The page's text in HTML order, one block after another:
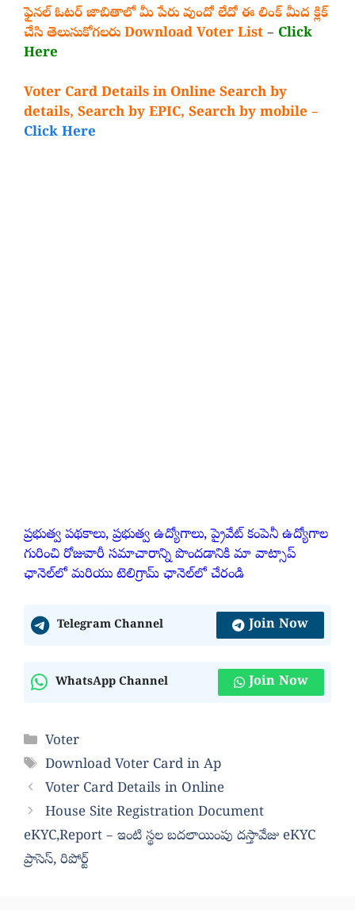
ఫైనల్ ఓటర్ జాబితాలో మీ పేరు వుందో లేదో ఈ లింక్ మీద క్లిక్
చేసి తెలుసుకోగలరు Download Voter List – Click
Here
Voter Card Details in Online Search by
details, Search by EPIC, Search by mobile –
Click Here
ప్రభుత్వ పథకాలు, ప్రభుత్వ ఉద్యోగాలు, ప్రైవేట్ కంపెనీ ఉద్యోగాల
గురించి రోజువారీ సమాచారాన్ని పొందడానికి మా వాట్సాప్
ఛానెల్‌లో మరియు టెలిగ్రామ్ ఛానెల్‌లో చేరండి
Telegram Channel Join Now
WhatsApp Channel Join Now
Categories
Voter
Tags
Download Voter Card in Ap
Voter Card Details in Online
House Site Registration Document
eKYC,Report – ఇంటి స్థల బదలాయింపు దస్తావేజు eKYC
ప్రాసెస్, రిపోర్ట్